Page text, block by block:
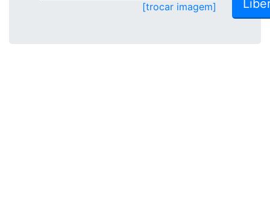
[trocar imagem]